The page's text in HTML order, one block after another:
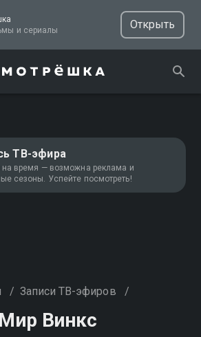
ТВ, фильмы и сериалы
Открыть
ТВ-эфира
на время — возможна реклама и
сезоны. Успейте посмотреть!
/ Записи ТВ-эфиров /
Мир Винкс